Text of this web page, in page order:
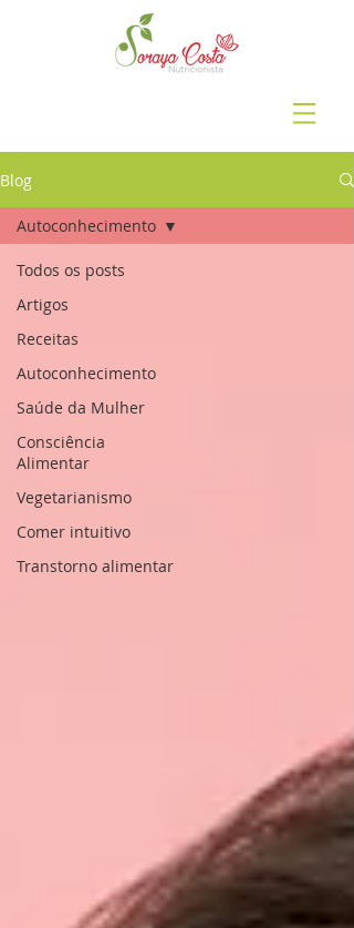
Blog
Todos os posts
Artigos
Receitas
Autoconhecimento
Saúde da Mulher
Consciência
Alimentar
Vegetarianismo
Comer intuitivo
Transtorno alimentar
Autoconhecimento